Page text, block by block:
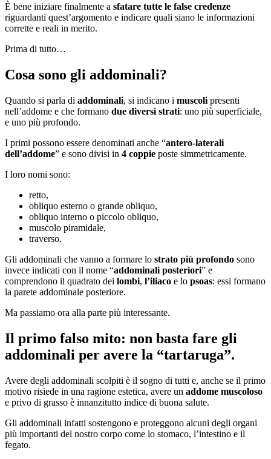
È bene iniziare finalmente a sfatare tutte le false credenze
riguardanti quest’argomento e indicare quali siano le informazioni
corrette e reali in merito.
Prima di tutto…
Cosa sono gli addominali?
Quando si parla di addominali, si indicano i muscoli presenti
nell’addome e che formano due diversi strati: uno più superficiale,
e uno più profondo.
I primi possono essere denominati anche “antero-laterali
dell’addome” e sono divisi in 4 coppie poste simmetricamente.
I loro nomi sono:
retto,
obliquo esterno o grande obliquo,
obliquo interno o piccolo obliquo,
muscolo piramidale,
traverso.
Gli addominali che vanno a formare lo strato più profondo sono
invece indicati con il nome “addominali posteriori” e
comprendono il quadrato dei lombi, l’iliaco e lo psoas: essi formano
la parete addominale posteriore.
Ma passiamo ora alla parte più interessante.
Il primo falso mito: non basta fare gli
addominali per avere la “tartaruga”.
Avere degli addominali scolpiti è il sogno di tutti e, anche se il primo
motivo risiede in una ragione estetica, avere un addome muscoloso
e privo di grasso è innanzitutto indice di buona salute.
Gli addominali infatti sostengono e proteggono alcuni degli organi
più importanti del nostro corpo come lo stomaco, l’intestino e il
fegato.